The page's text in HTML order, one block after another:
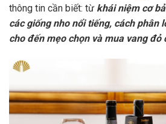
thông tin cần biết: từ khái niệm cơ
các giống nho nổi tiếng, cách phân
cho đến mẹo chọn và mua vang đỏ